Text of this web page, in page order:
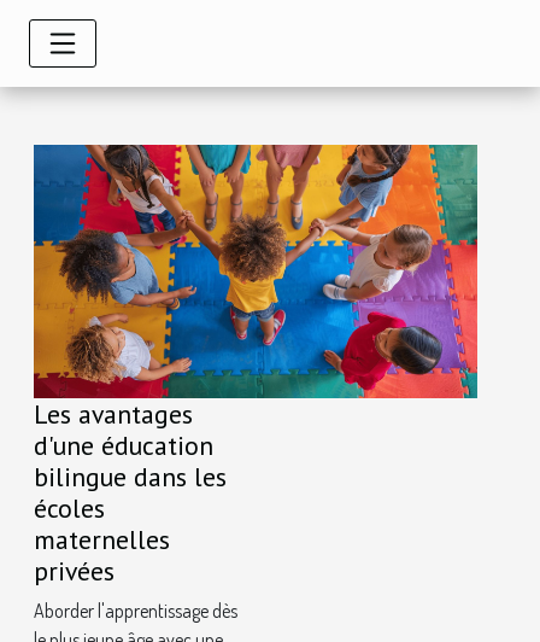
Les avantages
d'une éducation
bilingue dans les
écoles
maternelles
privées
Aborder l'apprentissage dès